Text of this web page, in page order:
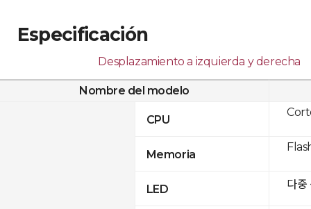
Especificación
Desplazamiento a izquierda y derecha
Nombre del modelo
CPU
Memoria
LED 다중